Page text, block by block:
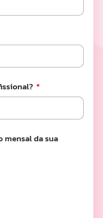
mensal da sua